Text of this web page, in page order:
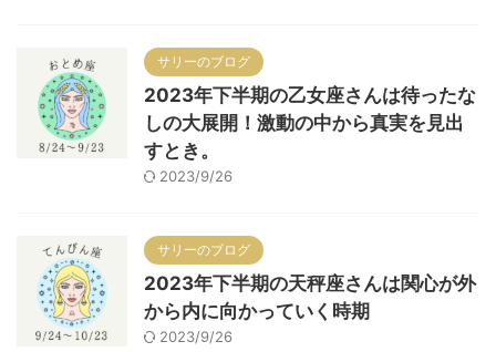
サリーのブログ
2023年下半期の乙女座さんは待ったな
しの大展開！激動の中から真実を見出
すとき。
2023/9/26
サリーのブログ
2023年下半期の天秤座さんは関心が外
から内に向かっていく時期
2023/9/26